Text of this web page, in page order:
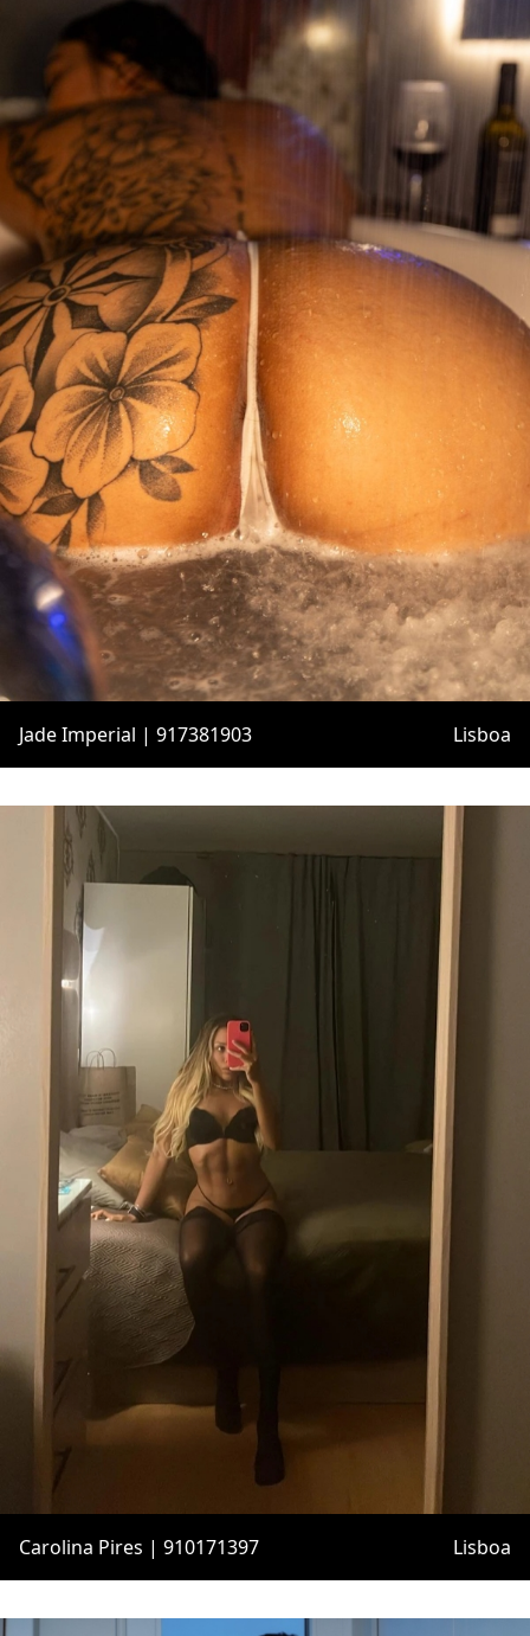
Jade Imperial | 917381903 Lisboa
Carolina Pires | 910171397 Lisboa